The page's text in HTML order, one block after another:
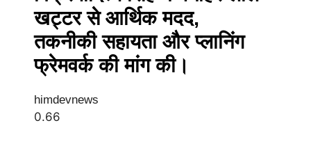
खट्टर से आर्थिक मदद,
तकनीकी सहायता और प्लानिंग
फ्रेमवर्क की मांग की।
himdevnews